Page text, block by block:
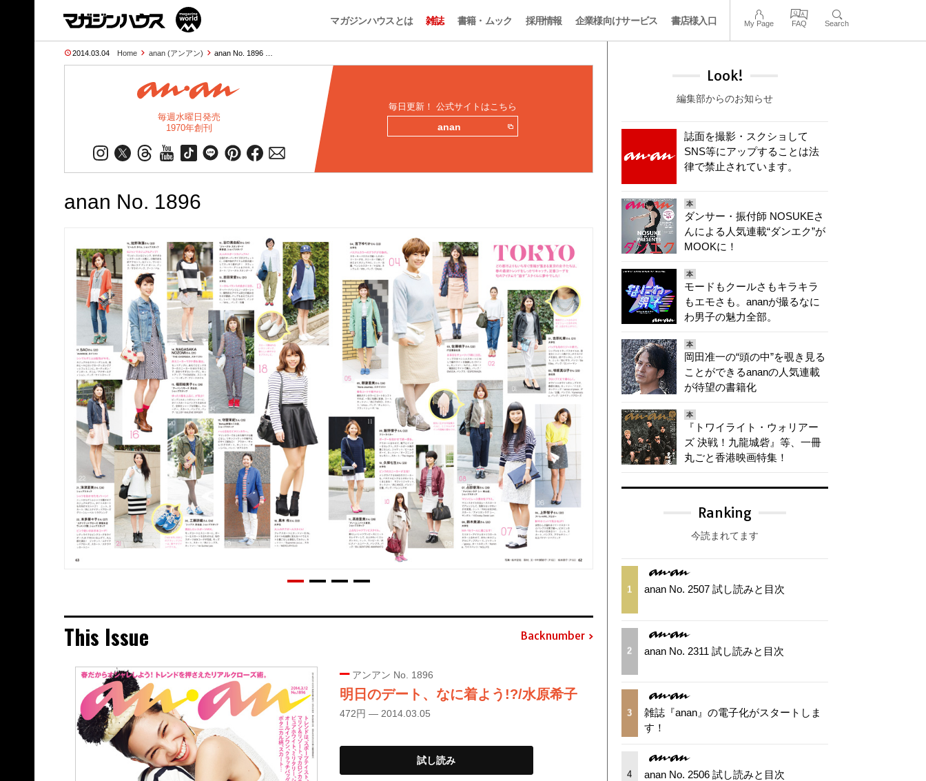
マガジンハウスとは 雑誌 書籍・ムック 採用情報 企業様向けサービス 書店様入口 My Page FAQ Search
2014.03.04 Home anan (アンアン) anan No. 1896 …
毎週水曜日発売
1970年創刊
毎日更新！ 公式サイトはこちら
anan
anan No. 1896
This Issue Backnumber
アンアン No. 1896
明日のデート、なに着よう!?/水原希子
472円 — 2014.03.05
試し読み
Look!
編集部からのお知らせ
誌面を撮影・スクショして
SNS等にアップすることは法
律で禁止されています。
本
ダンサー・振付師 NOSUKEさ
んによる人気連載“ダンエク”が
MOOKに！
本
モードもクールさもキラキラ
もエモさも。ananが撮るなに
わ男子の魅力全部。
本
岡田准一の“頭の中”を覗き見る
ことができるananの人気連載
が待望の書籍化
本
『トワイライト・ウォリアー
ズ 決戦！九龍城砦』等、一冊
丸ごと香港映画特集！
Ranking
今読まれてます
1 anan No. 2507 試し読みと目次
2 anan No. 2311 試し読みと目次
3
雑誌『anan』の電子化がスタートしま
す！
4 anan No. 2506 試し読みと目次